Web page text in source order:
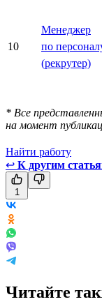
10
Менеджер
по
(рекрутер)
* Все
на момент
Найти работу
↩ К другим
1
Читайте